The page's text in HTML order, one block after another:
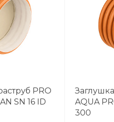
PRO
SN 16 ID
AQUA
300